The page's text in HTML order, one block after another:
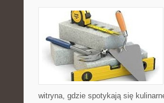
witryna, gdzie spotykają się